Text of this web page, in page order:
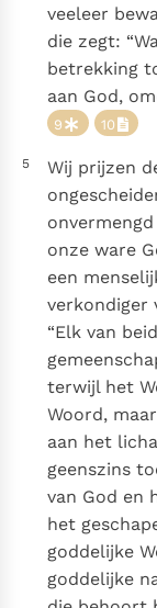
veeleer
die zegt:
betrekking
aan God,
9
10
5
Wij prijzen
onze ware
een
verkondiger
“Elk van
terwijl het
Woord,
aan het
geenszins
van God en
het
goddelijke
goddelijke